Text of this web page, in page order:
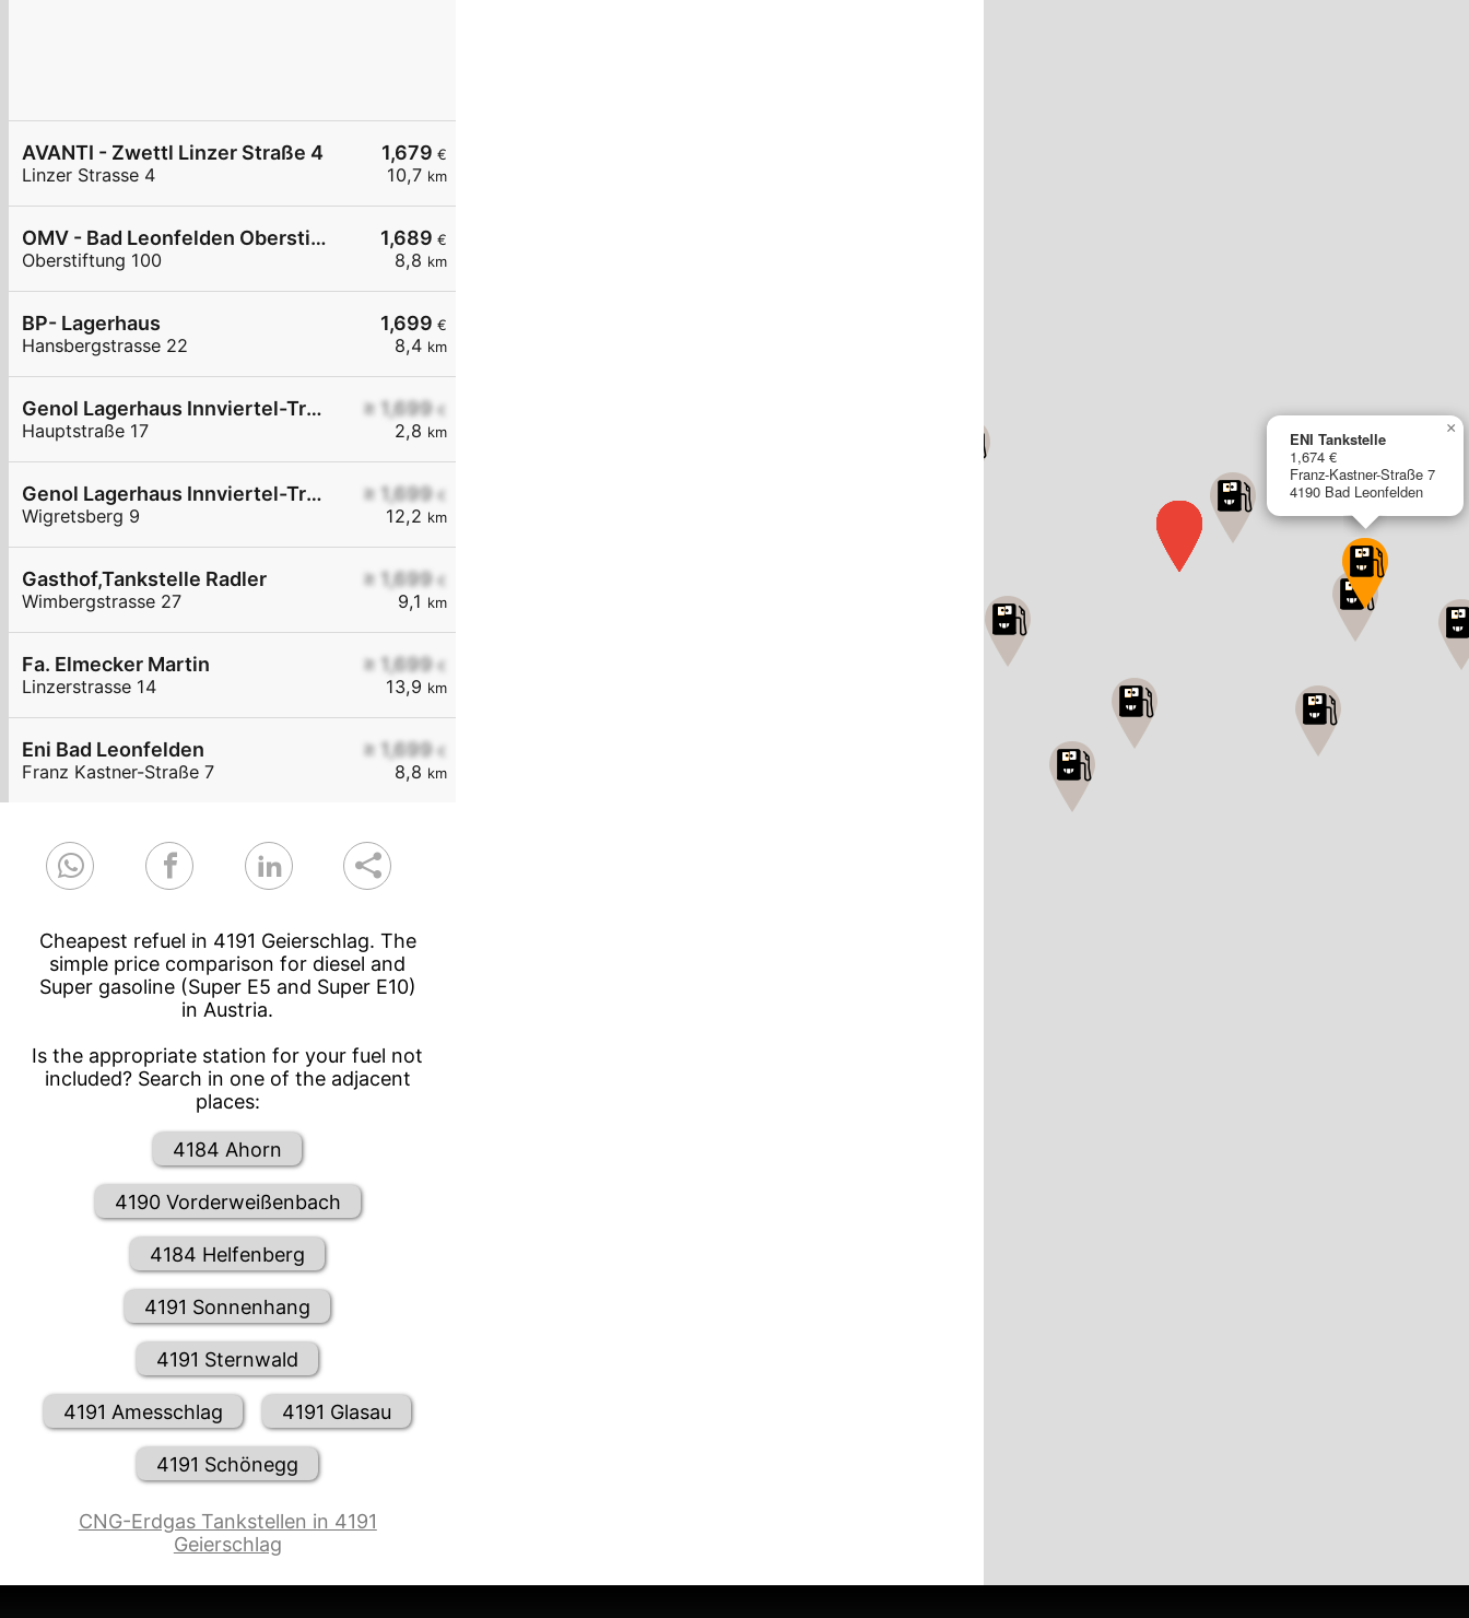
1,679 €
10,7 km
AVANTI - Zwettl Linzer Straße 4
Linzer Strasse 4
1,689 €
8,8 km
OMV - Bad Leonfelden Oberstiftung 100
Oberstiftung 100
1,699 €
8,4 km
BP- Lagerhaus
Hansbergstrasse 22
≥ 1,699 €
2,8 km
Genol Lagerhaus Innviertel-Traunviertel-Urfahr
Hauptstraße 17
≥ 1,699 €
12,2 km
Genol Lagerhaus Innviertel-Traunviertel-Urfahr
Wigretsberg 9
≥ 1,699 €
9,1 km
Gasthof,Tankstelle Radler
Wimbergstrasse 27
≥ 1,699 €
13,9 km
Fa. Elmecker Martin
Linzerstrasse 14
≥ 1,699 €
8,8 km
Eni Bad Leonfelden
Franz Kastner-Straße 7
Cheapest refuel in 4191 Geierschlag. The
simple price comparison for diesel and
Super gasoline (Super E5 and Super E10)
in Austria.
Is the appropriate station for your fuel not
included? Search in one of the adjacent
places:
4184 Ahorn
4190 Vorderweißenbach
4184 Helfenberg
4191 Sonnenhang
4191 Sternwald
4191 Amesschlag 4191 Glasau
4191 Schönegg
CNG-Erdgas Tankstellen in 4191
Geierschlag
ENI Tankstelle
1,674 €
Franz-Kastner-Straße 7
4190 Bad Leonfelden
×